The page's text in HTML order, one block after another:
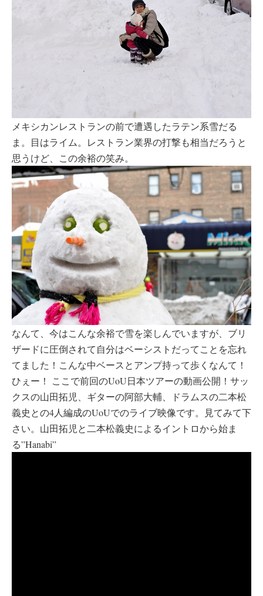
メキシカンレストランの前で遭遇したラテン系雪だる
ま。目はライム。レストラン業界の打撃も相当だろうと
思うけど、この余裕の笑み。
なんて、今はこんな余裕で雪を楽しんでいますが、ブリ
ザードに圧倒されて自分はベーシストだってことを忘れ
てました！こんな中ベースとアンプ持って歩くなんて！
ひぇー！ ここで前回のUoU日本ツアーの動画公開！サッ
クスの山田拓児、ギターの阿部大輔、ドラムスの二本松
義史との4人編成のUoUでのライブ映像です。見てみて下
さい。山田拓児と二本松義史によるイントロから始ま
る”Hanabi”